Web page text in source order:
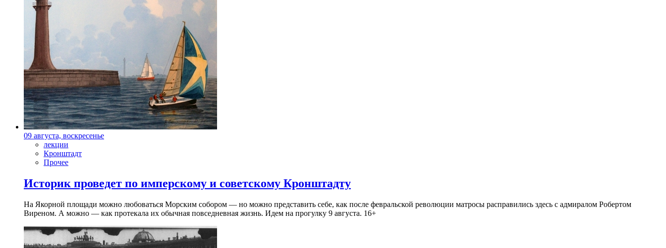
09 августа, воскресенье
лекции
Кронштадт
Прочее
Историк проведет по имперскому и советскому Кронштадту
На Якорной площади можно любоваться Морским собором — но можно представить себе, как после февральской революции матросы расправились здесь с адмиралом Робертом
Виреном. А можно — как протекала их обычная повседневная жизнь. Идем на прогулку 9 августа. 16+